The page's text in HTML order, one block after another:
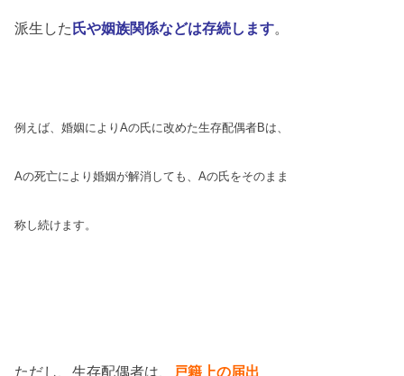
派生した氏や姻族関係などは存続します。
例えば、婚姻によりAの氏に改めた生存配偶者Bは、
Aの死亡により婚姻が解消しても、Aの氏をそのまま
称し続けます。
ただし、生存配偶者は、 戸籍上の届出